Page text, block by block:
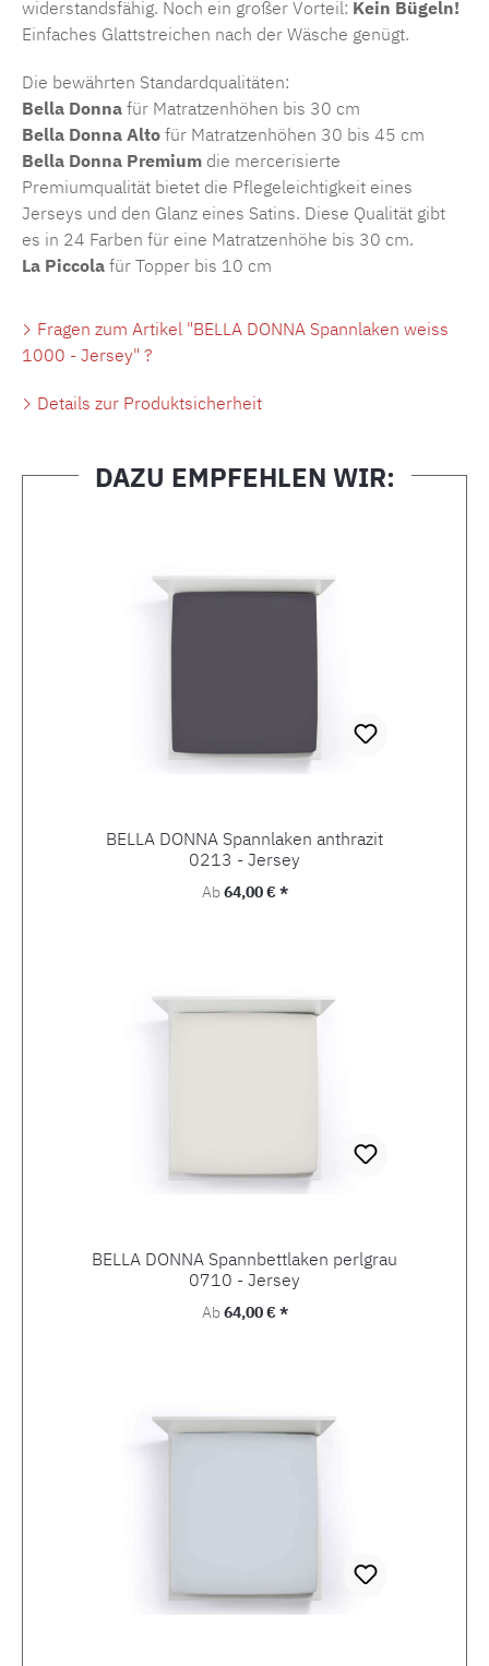
widerstandsfähig. Noch ein großer Vorteil: Kein Bügeln!
Einfaches Glattstreichen nach der Wäsche genügt.
Die bewährten Standardqualitäten:
Bella Donna für Matratzenhöhen bis 30 cm
Bella Donna Alto für Matratzenhöhen 30 bis 45 cm
Bella Donna Premium die mercerisierte
Premiumqualität bietet die Pflegeleichtigkeit eines
Jerseys und den Glanz eines Satins. Diese Qualität gibt
es in 24 Farben für eine Matratzenhöhe bis 30 cm.
La Piccola für Topper bis 10 cm
Fragen zum Artikel "BELLA DONNA Spannlaken weiss
1000 - Jersey" ?
Details zur Produktsicherheit
DAZU EMPFEHLEN WIR:
BELLA DONNA Spannlaken anthrazit
0213 - Jersey
Regulärer Preis:
Ab64,00 € *
BELLA DONNA Spannbettlaken perlgrau
0710 - Jersey
Regulärer Preis:
Ab64,00 € *